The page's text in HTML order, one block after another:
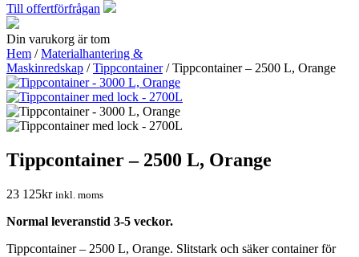
Till offertförfrågan
Din varukorg är tom
Hem /Materialhantering &
Maskinredskap /Tippcontainer/ Tippcontainer – 2500 L, Orange
Tippcontainer – 2500 L, Orange
23 125kr inkl. moms
Normal leveranstid 3-5 veckor.
Tippcontainer – 2500 L, Orange. Slitstark och säker container för